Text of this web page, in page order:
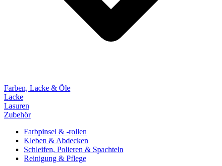
Farben, Lacke & Öle
Lacke
Lasuren
Zubehör
Farbpinsel & -rollen
Kleben & Abdecken
Schleifen, Polieren & Spachteln
Reinigung & Pflege